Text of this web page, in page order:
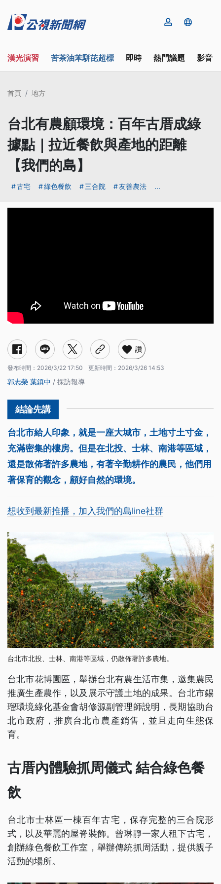
漢光演習 苦茶油苯駢芘超標 即時 熱門議題 影音
首頁 地方
台北有農顧環境：百年古厝成綠
據點｜拉近餐飲與產地的距離
【我們的島】
古宅 綠色餐飲 三合院 友善農法 ...
古厝內體驗抓周儀式 結合綠色餐飲
走訪農友 理解土地上的故事
友善農法留給生物棲地
讚
發布時間： 2026/3/22 17:50 更新時間： 2026/3/26 14:53
郭志榮 葉鎮中 / 採訪報導
台北市給人印象，就是一座大城市，土地寸土寸金，
充滿密集的樓房。但是在北投、士林、南港等區域，
還是散佈著許多農地，有著辛勤耕作的農民，他們用
著保育的觀念，顧好自然的環境。
想收到最新推播，加入我們的島line社群
台北市北投、士林、南港等區域，仍散佈著許多農地。
台北市花博園區，舉辦台北有農生活市集，邀集農民
推廣生產農作，以及展示守護土地的成果。台北市錫
瑠環境綠化基金會胡修源副管理師說明，長期協助台
北市政府，推廣台北市農產銷售，並且走向生態保
育。
古厝內體驗抓周儀式 結合綠色餐
飲
台北市士林區一棟百年古宅，保存完整的三合院形
式，以及華麗的屋脊裝飾。曾琳靜一家人租下古宅，
創辦綠色餐飲工作室，舉辦傳統抓周活動，提供親子
活動的場所。